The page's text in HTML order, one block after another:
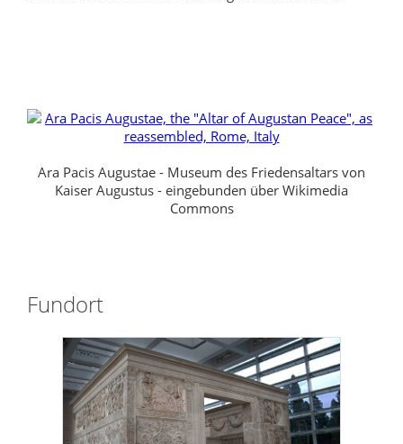
Ara Pacis Augustae - Museum des Friedensaltars von
Kaiser Augustus - eingebunden über Wikimedia
Commons
Fundort